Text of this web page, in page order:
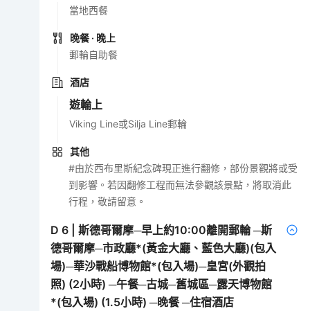
當地西餐
晚餐 · 晚上
郵輪自助餐
酒店
遊輪上
Viking Line或Silja Line郵輪
其他
#由於西布里斯紀念碑現正進行翻修，部份景觀將或受
到影響。若因翻修工程而無法參觀該景點，將取消此
行程，敬請留意。
D6 |斯德哥爾摩─早上約10:00離開郵輪 ─斯
德哥爾摩─市政廳*(黃金大廳、藍色大廳)(包入
場)─華沙戰船博物館*(包入場)─皇宮(外觀拍
照) (2小時) ─午餐─古城─舊城區─露天博物館
*(包入場) (1.5小時) ─晚餐 ─住宿酒店